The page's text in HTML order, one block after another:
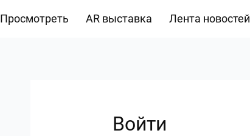
Просмотреть AR выставка Лента новостей
Войти